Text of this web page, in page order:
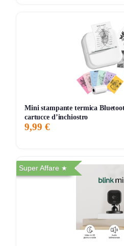
Storico Prezzo
261 giorni di monitoraggio
92,75€
MASSIMO
↓-4%
Mini stampante termica
cartucce d’inchiostro
9,99 €
Super Affare